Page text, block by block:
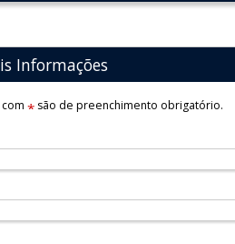
Informações
*são de preenchimento obrigatório.